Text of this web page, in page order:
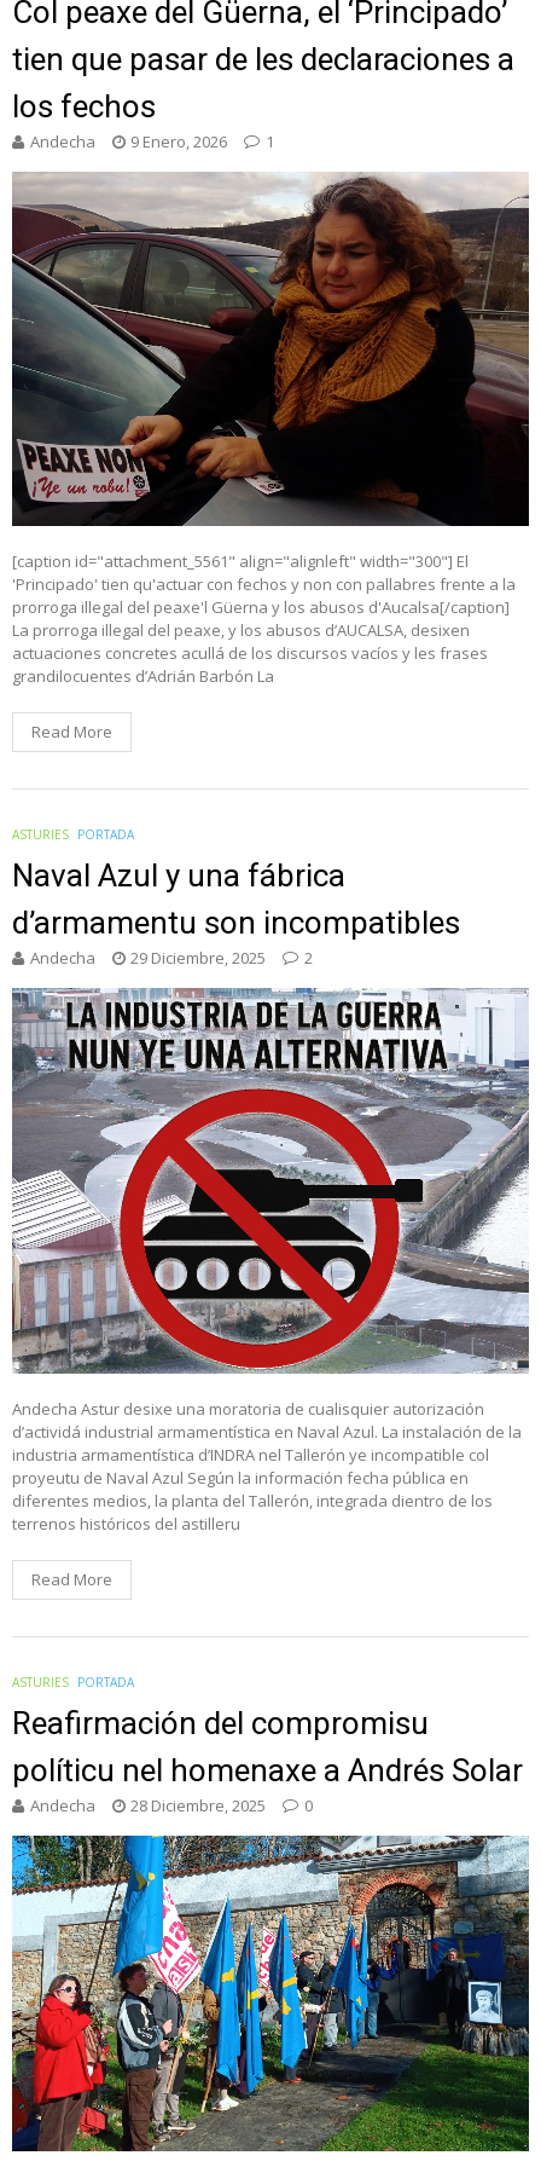
Col peaxe del Güerna, el ‘Principado’
tien que pasar de les declaraciones a
los fechos
Andecha 9 Enero, 2026 1
[caption id="attachment_5561" align="alignleft" width="300"] El
'Principado' tien qu'actuar con fechos y non con pallabres frente a la
prorroga illegal del peaxe'l Güerna y los abusos d'Aucalsa[/caption]
La prorroga illegal del peaxe, y los abusos d’AUCALSA, desixen
actuaciones concretes acullá de los discursos vacíos y les frases
grandilocuentes d’Adrián Barbón La
Read More
ASTURIES PORTADA
Naval Azul y una fábrica
d’armamentu son incompatibles
Andecha 29 Diciembre, 2025 2
Andecha Astur desixe una moratoria de cualisquier autorización
d’actividá industrial armamentística en Naval Azul. La instalación de la
industria armamentística d’INDRA nel Tallerón ye incompatible col
proyeutu de Naval Azul Según la información fecha pública en
diferentes medios, la planta del Tallerón, integrada dientro de los
terrenos históricos del astilleru
Read More
ASTURIES PORTADA
Reafirmación del compromisu
políticu nel homenaxe a Andrés Solar
Andecha 28 Diciembre, 2025 0